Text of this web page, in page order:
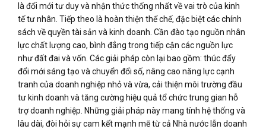
là đổi mới tư duy và nhận thức thống nhất về vai trò của kinh
tế tư nhân. Tiếp theo là hoàn thiện thể chế, đặc biệt các chính
sách về quyền tài sản và kinh doanh. Cần đào tạo nguồn nhân
lực chất lượng cao, bình đẳng trong tiếp cận các nguồn lực
như đất đai và vốn. Các giải pháp còn lại bao gồm: thúc đẩy
đổi mới sáng tạo và chuyển đổi số, nâng cao năng lực cạnh
tranh của doanh nghiệp nhỏ và vừa, cải thiện môi trường đầu
tư kinh doanh và tăng cường hiệu quả tổ chức trung gian hỗ
trợ doanh nghiệp. Những giải pháp này mang tính hệ thống và
lâu dài, đòi hỏi sự cam kết mạnh mẽ từ cả Nhà nước lẫn doanh